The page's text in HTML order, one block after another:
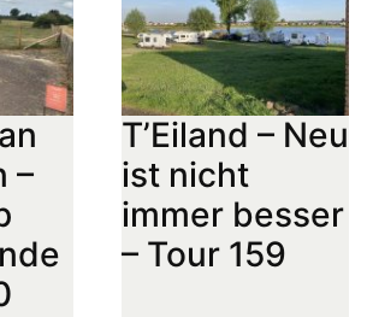
–
T’Eiland – Neu
ist nicht
immer besser
– Tour 159